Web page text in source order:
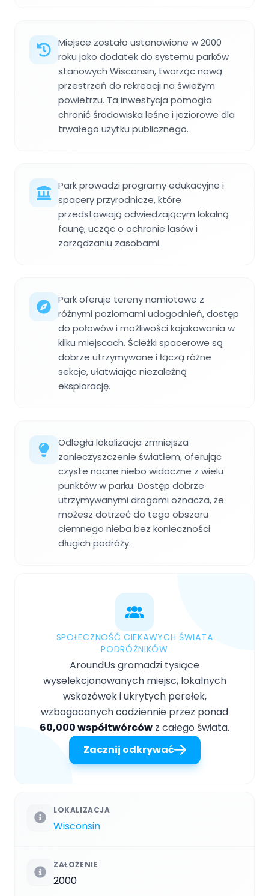
Miejsce zostało ustanowione w 2000
roku jako dodatek do systemu parków
stanowych Wisconsin, tworząc nową
przestrzeń do rekreacji na świeżym
powietrzu. Ta inwestycja pomogła
chronić środowiska leśne i jeziorowe dla
trwałego użytku publicznego.
Park prowadzi programy edukacyjne i
spacery przyrodnicze, które
przedstawiają odwiedzającym lokalną
faunę, ucząc o ochronie lasów i
zarządzaniu zasobami.
Park oferuje tereny namiotowe z
różnymi poziomami udogodnień, dostęp
do połowów i możliwości kajakowania w
kilku miejscach. Ścieżki spacerowe są
dobrze utrzymywane i łączą różne
sekcje, ułatwiając niezależną
eksplorację.
Odległa lokalizacja zmniejsza
zanieczyszczenie światłem, oferując
czyste nocne niebo widoczne z wielu
punktów w parku. Dostęp dobrze
utrzymywanymi drogami oznacza, że
możesz dotrzeć do tego obszaru
ciemnego nieba bez konieczności
długich podróży.
SPOŁECZNOŚĆ CIEKAWYCH ŚWIATA
PODRÓŻNIKÓW
AroundUs gromadzi tysiące
wyselekcjonowanych miejsc, lokalnych
wskazówek i ukrytych perełek,
wzbogacanych codziennie przez ponad
60,000 współtwórców z całego świata.
Zacznij odkrywać
LOKALIZACJA
Wisconsin
ZAŁOŻENIE
2000